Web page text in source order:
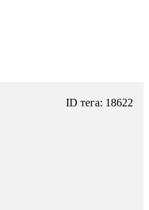
ID тега: 18622